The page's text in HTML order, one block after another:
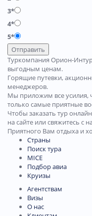
3*
4*
5*
Отправить
Туркомпания Орион-
выгодным ценам.
Горящие путевки,
менеджеров.
Мы приложим все усилия,
только самые приятные
Чтобы заказать тур
на сайте или свяжитесь
Приятного Вам отдыха и
Страны
Поиск тура
MICE
Подбор авиа
Круизы
Агентствам
Визы
О нас